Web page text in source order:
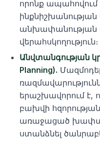
որոնք ապահովում
անխափանության
վերահսկողություն։
Անվտանգության
Planning).
երաշխավորում է,
բախվի
առաջացած
ստանձնել